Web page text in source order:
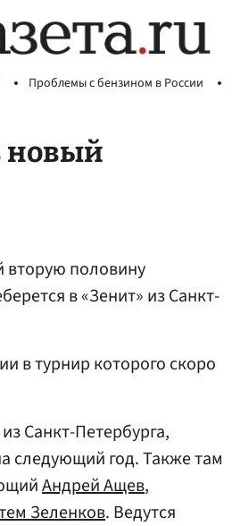
Проблемы с бензином в России
новый
вторую половину
в «Зенит» из Санкт-
в турнир которого скоро
Санкт-Петербурга,
следующий год. Также там
Андрей Ащев,
Зеленков. Ведутся